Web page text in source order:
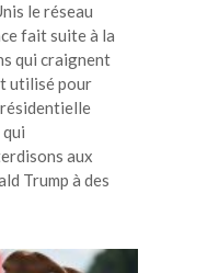
le réseau
fait suite à la
qui craignent
utilisé pour
aux
Trump à des